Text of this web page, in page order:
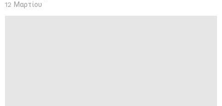
12 Μαρτίου